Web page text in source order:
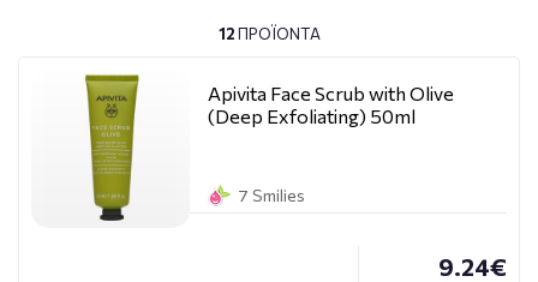
12ΠΡΟΪΌΝΤΑ
Apivita Face Scrub with Olive
(Deep Exfoliating) 50ml
7 Smilies
9.24€